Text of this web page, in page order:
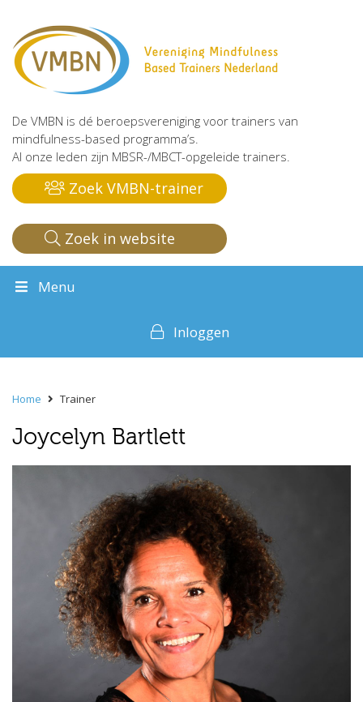
De VMBN is dé beroepsvereniging voor trainers van
mindfulness-based programma’s.
Al onze leden zijn MBSR-/MBCT-opgeleide trainers.
Zoek VMBN-trainer
Zoek in website
Menu
Inloggen
Home Trainer
Joycelyn Bartlett